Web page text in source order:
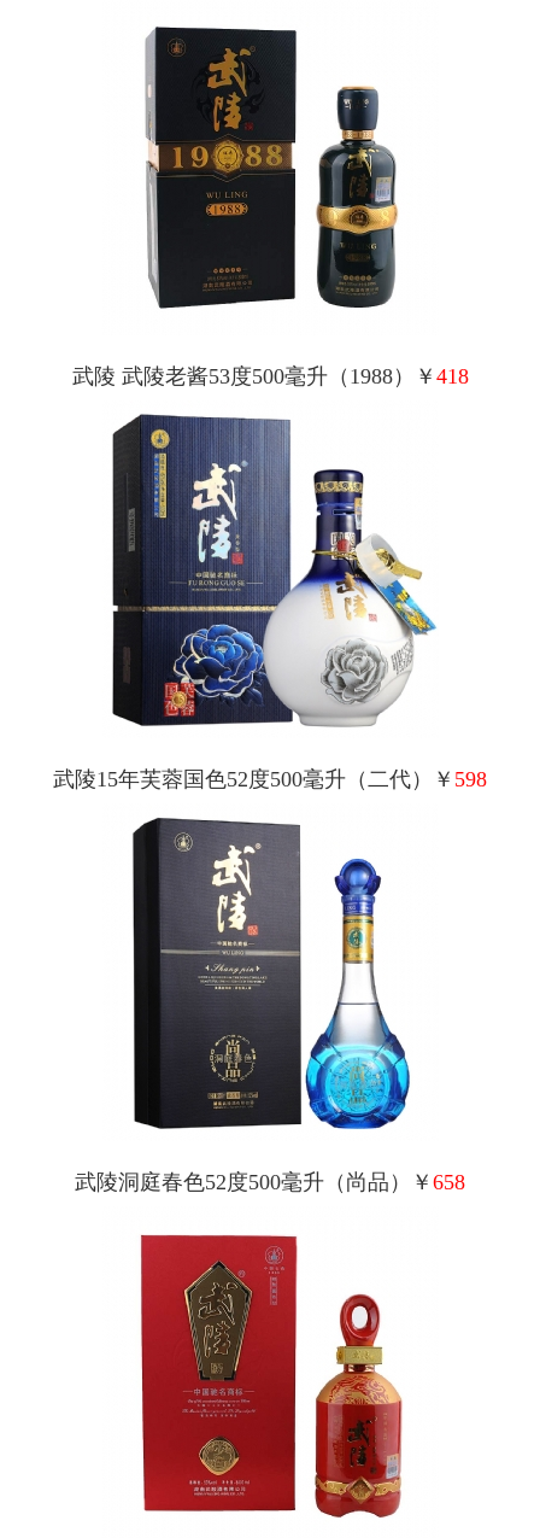
武陵 武陵老酱53度500毫升（1988）￥ 418
武陵15年芙蓉国色52度500毫升（二代）￥ 598
武陵洞庭春色52度500毫升（尚品）￥ 658